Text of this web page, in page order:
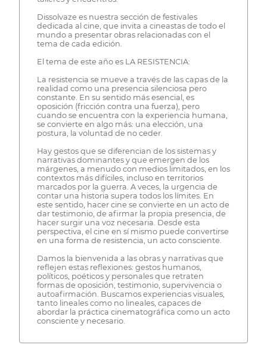
Dissolvaze es nuestra sección de festivales
dedicada al cine, que invita a cineastas de todo el
mundo a presentar obras relacionadas con el
tema de cada edición.
El tema de este año es LA RESISTENCIA:
La resistencia se mueve a través de las capas de la
realidad como una presencia silenciosa pero
constante. En su sentido más esencial, es
oposición (fricción contra una fuerza), pero
cuando se encuentra con la experiencia humana,
se convierte en algo más: una elección, una
postura, la voluntad de no ceder.
Hay gestos que se diferencian de los sistemas y
narrativas dominantes y que emergen de los
márgenes, a menudo con medios limitados, en los
contextos más difíciles, incluso en territorios
marcados por la guerra. A veces, la urgencia de
contar una historia supera todos los límites. En
este sentido, hacer cine se convierte en un acto de
dar testimonio, de afirmar la propia presencia, de
hacer surgir una voz necesaria. Desde esta
perspectiva, el cine en sí mismo puede convertirse
en una forma de resistencia, un acto consciente.
Damos la bienvenida a las obras y narrativas que
reflejen estas reflexiones: gestos humanos,
políticos, poéticos y personales que retraten
formas de oposición, testimonio, supervivencia o
autoafirmación. Buscamos experiencias visuales,
tanto lineales como no lineales, capaces de
abordar la práctica cinematográfica como un acto
consciente y necesario.